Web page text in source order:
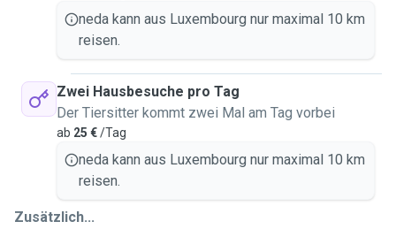
neda kann aus Luxembourg nur maximal 10 km
reisen.
Zwei Hausbesuche pro Tag
Der Tiersitter kommt zwei Mal am Tag vorbei
ab 25 €/Tag
neda kann aus Luxembourg nur maximal 10 km
reisen.
Zusätzlich...